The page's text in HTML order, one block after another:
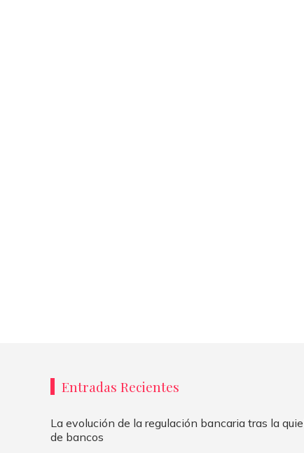
Entradas Recientes
La evolución de la regulación bancaria tras la
de bancos